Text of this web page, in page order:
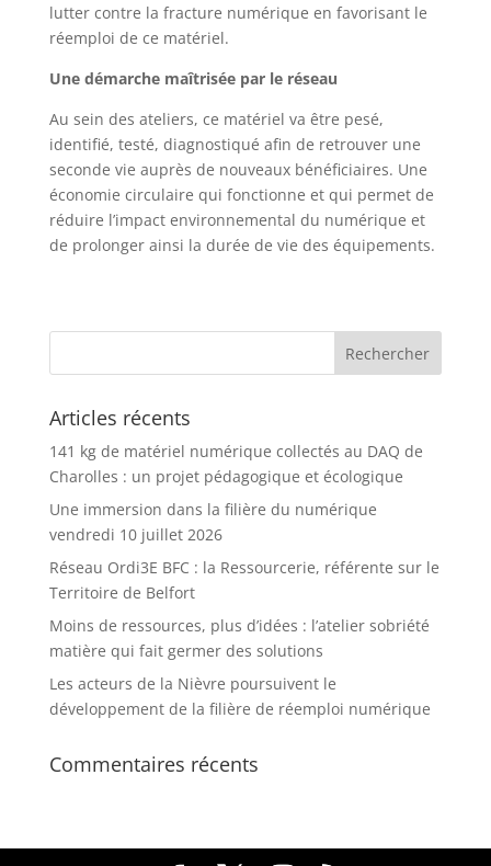
lutter contre la fracture numérique en favorisant le
réemploi de ce matériel.
Une démarche maîtrisée par le réseau
Au sein des ateliers, ce matériel va être pesé,
identifié, testé, diagnostiqué afin de retrouver une
seconde vie auprès de nouveaux bénéficiaires. Une
économie circulaire qui fonctionne et qui permet de
réduire l’impact environnemental du numérique et
de prolonger ainsi la durée de vie des équipements.
Articles récents
141 kg de matériel numérique collectés au DAQ de
Charolles : un projet pédagogique et écologique
Une immersion dans la filière du numérique
vendredi 10 juillet 2026
Réseau Ordi3E BFC : la Ressourcerie, référente sur le
Territoire de Belfort
Moins de ressources, plus d’idées : l’atelier sobriété
matière qui fait germer des solutions
Les acteurs de la Nièvre poursuivent le
développement de la filière de réemploi numérique
Commentaires récents